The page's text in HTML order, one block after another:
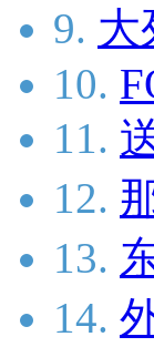
9. 大
10.
11.
12.
13.
14.